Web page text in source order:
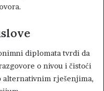
diplomata tvrdi da
o nivou i čistoći
alternativnim rješenjima,